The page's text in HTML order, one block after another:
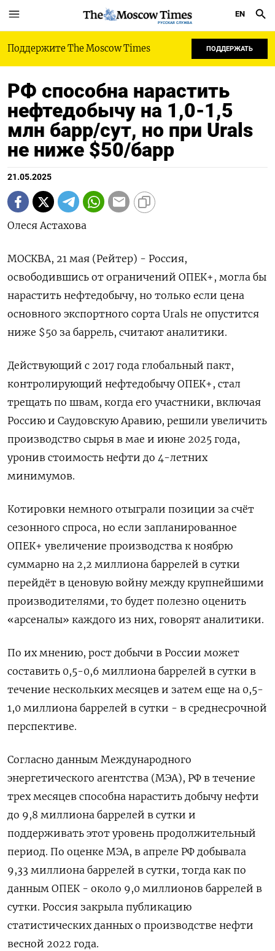
РУССКАЯ СЛУЖБА
EN
Поддержите The Moscow Times ПОДДЕРЖАТЬ
РФ способна нарастить
нефтедобычу на 1,0-1,5
млн барр/сут, но при Urals
не ниже $50/барр
21.05.2025
Олеся Астахова
МОСКВА, 21 мая (Рейтер) - Россия,
освободившись от ограничений ОПЕК+, могла бы
нарастить нефтедобычу, но только если цена
основного экспортного сорта Urals не опустится
ниже $50 за баррель, считают аналитики.
Действующий с 2017 года глобальный пакт,
контролирующий нефтедобычу ОПЕК+, стал
трещать по швам, когда его участники, включая
Россию и Саудовскую Аравию, решили увеличить
производство сырья в мае и июне 2025 года,
уронив стоимость нефти до 4-летних
минимумов.
Котировки немного отыграли позиции за счёт
сезонного спроса, но если запланированное
ОПЕК+ увеличение производства к ноябрю
суммарно на 2,2 миллиона баррелей в сутки
перейдёт в ценовую войну между крупнейшими
производителями, то будет полезно оценить
«арсеналы» каждого из них, говорят аналитики.
По их мнению, рост добычи в России может
составить 0,5-0,6 миллиона баррелей в сутки в
течение нескольких месяцев и затем еще на 0,5-
1,0 миллиона баррелей в сутки - в среднесрочной
перспективе.
Согласно данным Международного
энергетического агентства (МЭА), РФ в течение
трех месяцев способна нарастить добычу нефти
до 9,8 миллиона баррелей в сутки и
поддерживать этот уровень продолжительный
период. По оценке МЭА, в апреле РФ добывала
9,33 миллиона баррелей в сутки, тогда как по
данным ОПЕК - около 9,0 миллионов баррелей в
сутки. Россия закрыла публикацию
статистических данных о производстве нефти
весной 2022 года.